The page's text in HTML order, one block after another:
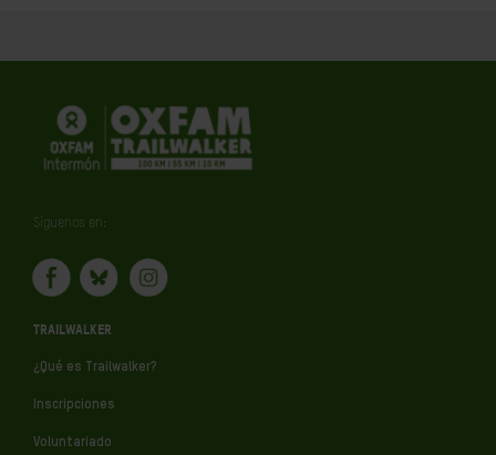
Síguenos en:
TRAILWALKER
¿Qué es Trailwalker?
Inscripciones
Voluntariado